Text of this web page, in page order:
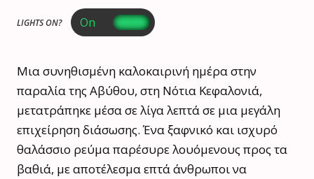
LIGHTS ON?
Μια συνηθισμένη καλοκαιρινή ημέρα στην
παραλία της Αβύθου, στη Νότια Κεφαλονιά,
μετατράπηκε μέσα σε λίγα λεπτά σε μια μεγάλη
επιχείρηση διάσωσης. Ένα ξαφνικό και ισχυρό
θαλάσσιο ρεύμα παρέσυρε λουόμενους προς τα
βαθιά, με αποτέλεσμα επτά άνθρωποι να